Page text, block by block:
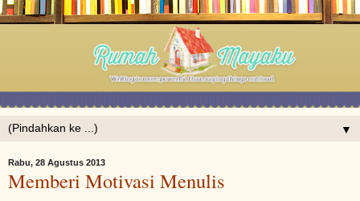
▼
Rabu, 28 Agustus 2013
Memberi Motivasi Menulis